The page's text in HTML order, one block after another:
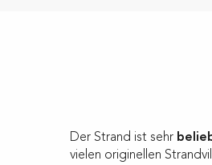
Der Strand ist sehr
vielen originellen